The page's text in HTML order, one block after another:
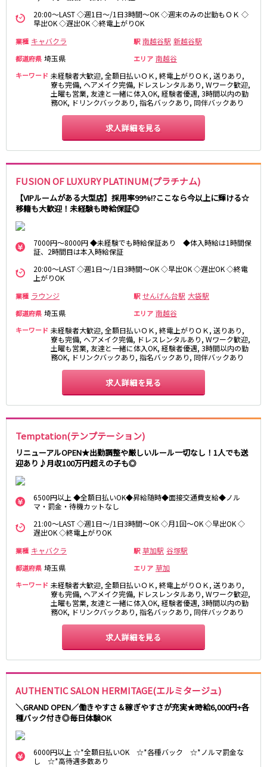
20:00～LAST ◇週1日～/1日3時間～OK ◇週末のみの出勤もＯＫ ◇
早出OK ◇遅出OK ◇終電上がりOK
業種 キャバクラ 駅 南越谷駅 新越谷駅
都道府県 埼玉県 エリア 南越谷
キーワード 未経験者大歓迎, 全額日払いＯＫ, 終電上がりＯＫ, 送りあり,
寮も完備, ヘアメイク完備, ドレスレンタルあり, Wワーク歓迎,
土曜も営業, 友達と一緒に体入OK, 経験者優遇, 3時間以内の勤
務OK, ドリンクバックあり, 指名バックあり, 同伴バックあり
求人詳細を見る
FUSION OF LUXURY PLATINUM(プラチナム)
【VIPルームがある大型店】採用率99%!?ここなら今以上に輝ける☆
移籍も大歓迎！未経験も時給保証◎
7000円～8000円 ◆未経験でも時給保証あり ◆体入時給は1時間保
証、2時間目は本入時給保証
20:00～LAST ◇週1日～/1日3時間～OK ◇早出OK ◇遅出OK ◇終電
上がりOK
業種 ラウンジ 駅 せんげん台駅 大袋駅
都道府県 埼玉県 エリア 南越谷
キーワード 未経験者大歓迎, 全額日払いＯＫ, 終電上がりＯＫ, 送りあり,
寮も完備, ヘアメイク完備, ドレスレンタルあり, Wワーク歓迎,
土曜も営業, 友達と一緒に体入OK, 経験者優遇, 3時間以内の勤
務OK, ドリンクバックあり, 指名バックあり, 同伴バックあり
求人詳細を見る
Temptation(テンプテーション)
リニューアルOPEN★出勤調整や厳しいルール一切なし！1人でも送
迎あり♪月収100万円超えの子も◎
6500円以上 ◆全額日払いOK◆昇給随時◆面接交通費支給◆ノル
マ・罰金・待機カットなし
21:00～LAST ◇週1日～/1日3時間～OK ◇月1回～OK ◇早出OK ◇
遅出OK ◇終電上がりOK
業種 キャバクラ 駅 草加駅 谷塚駅
都道府県 埼玉県 エリア 草加
キーワード 未経験者大歓迎, 全額日払いＯＫ, 終電上がりＯＫ, 送りあり,
寮も完備, ヘアメイク完備, ドレスレンタルあり, Wワーク歓迎,
土曜も営業, 友達と一緒に体入OK, 経験者優遇, 3時間以内の勤
務OK, ドリンクバックあり, 指名バックあり, 同伴バックあり
求人詳細を見る
AUTHENTIC SALON HERMITAGE(エルミタージュ)
＼GRAND OPEN／働きやすさ＆稼ぎやすさが充実★時給6,000円+各
種バック付き◎毎日体験OK
6000円以上 ☆*全額日払いOK ☆*各種バック ☆*ノルマ罰金な
し ☆*高待遇多数あり
高田馬場駅
航空公園駅
新井薬師前駅
JR根岸線
関内駅
横浜駅
桜木町駅
大船駅
西武池袋線
練馬駅
所沢駅
ひばりヶ丘駅
清瀬駅
桜台駅
飯能駅
大泉学園駅
保谷駅
石神井公園駅
JR横浜線
町田駅
相模原駅
橋本駅
新横浜駅
淵野辺駅
古淵駅
菊名駅
東急田園都市線
溝の口駅
三軒茶屋駅
鷺沼駅
たまプラーザ駅
あざみ野駅
藤が丘駅
用賀駅
二子玉川駅
中央林間駅
宮前平駅
桜新町駅
東急世田谷線
三軒茶屋駅
下高井戸駅
宮の坂駅
JR南武線
立川駅
川崎駅
武蔵溝ノ口駅
武蔵小杉駅
府中本町駅
武蔵新城駅
稲田堤駅
新橋駅
横浜駅
品川駅
大船駅
戸塚駅
鎌倉駅